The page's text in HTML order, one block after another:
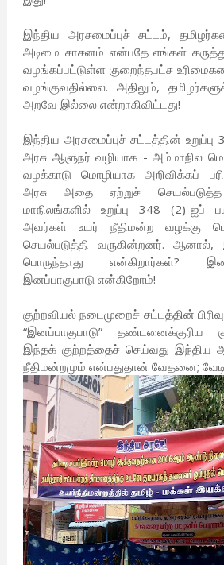
இந்திய அரசமைப்புச் சட்டம்,
அடிமை சாசனம் என்பதே எங்கள்
வழங்கப்பட்டுள்ள குறைந்தபட்ச
வழங்குவதில்லை. அதிலும்,
அறவே இல்லை என்றாகிவிட்டது!
இந்திய அரசமைப்புச் சட்டத்தின் உறுப்பு
அரசு ஆளுநர் வழியாக - அம்மாநில
வழக்காடு மொழியாக அறிவிக்கப்
அரசு அதை ஏற்றுச்
மாநிலங்களில் உறுப்பு 348 (2)-ஐப்
அவர்கள் உயர் நீதிமன்ற வழக்கு
செயல்படுத்தி வருகின்றனர். ஆனால்,
பொருந்தாது என்கிறார்கள்?
இனப்பாகுபாடு என்கிறோம்!
குற்றவியல் நடைமுறைச் சட்டத்தின்
“இனப்பாகுபாடு” தண்டனைக்குரிய
இந்தக் குற்றத்தைச் செய்வது இந்திய
நீதிமன்றமும் என்பதுதான் வேதனை;